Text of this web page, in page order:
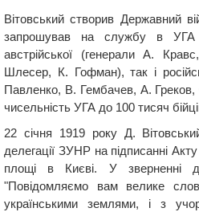
Вітовський створив Державний
запрошував на службу в УГА
австрійської (генерали А.
Шлесер, К. Гофман), так і
Павленко, В. Гембачев, А.
чисельність УГА до 100 тисяч
22 січня 1919 року Д.
делегації ЗУНР на підписанні
площі в Києві. У зверненні
"Повідомляємо вам велике
українськими землями, і з